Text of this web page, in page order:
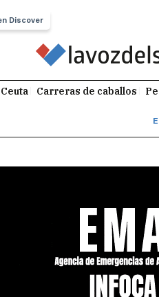
Discover
Ceuta Carreras de caballos